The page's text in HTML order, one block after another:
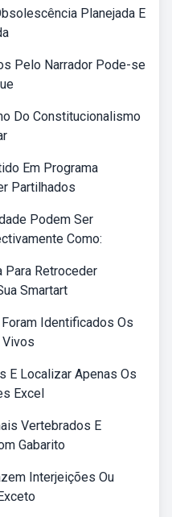
Planejada E
Pelo Narrador Pode-se
Do Constitucionalismo
Em Programa
Partilhados
Podem Ser
Como:
Para Retroceder
Smartart
Foram Identificados Os
E Localizar Apenas Os
Excel
Vertebrados E
Gabarito
Interjeições Ou